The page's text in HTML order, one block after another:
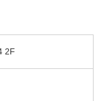
2F